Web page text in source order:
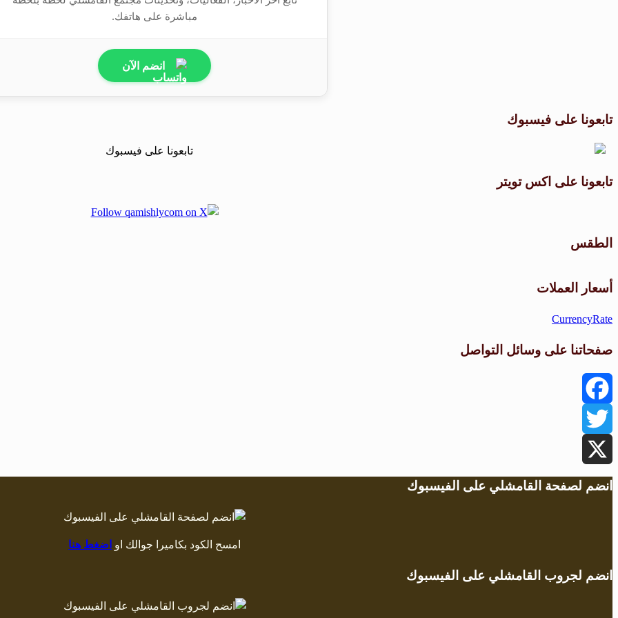
مباشرة على هاتفك.
انضم الآن
تابعونا على فيسبوك
تابعونا على اكس تويتر
الطقس
أسعار العملات
CurrencyRate
صفحاتنا على وسائل التواصل
Facebook
Twitter
X
انضم لصفحة القامشلي على الفيسبوك
امسح الكود بكاميرا جوالك او اضغط هنا
انضم لجروب القامشلي على الفيسبوك